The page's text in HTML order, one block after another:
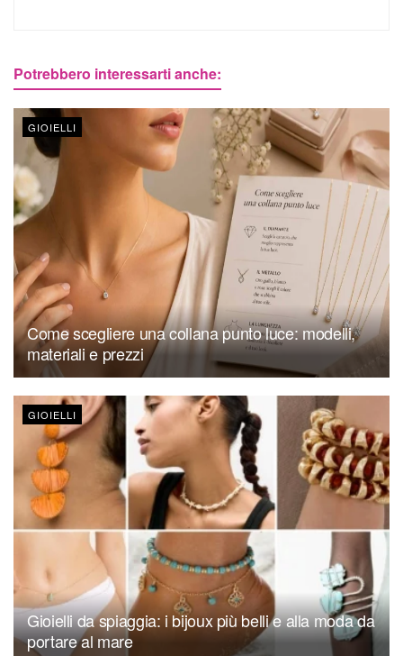
Potrebbero interessarti anche:
GIOIELLI
Come scegliere una collana punto luce: modelli,
materiali e prezzi
GIOIELLI
Gioielli da spiaggia: i bijoux più belli e alla moda da
portare al mare